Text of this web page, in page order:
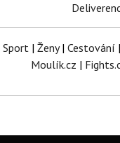
Sport| Ženy| Cestování |
Moulík.cz |